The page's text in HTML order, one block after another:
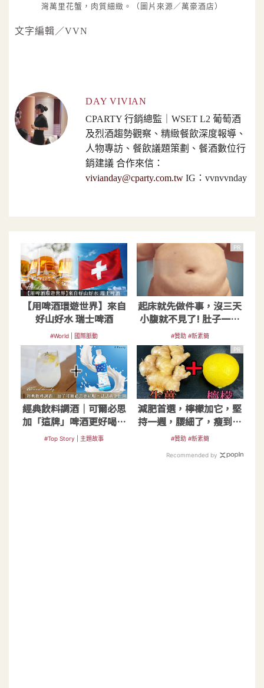
灣萬里花蟹，肉質細緻。（圖片來源／萬豪酒店）
文字編輯／VVN
DAY VIVIAN
CPARTY 行銷總監｜WSET L2 葡萄酒
及烈酒趨勢觀察、精緻餐飲深度報導、
人物專訪、餐飲議題策劃、餐酒數位行
銷建議 合作來信：
vivianday@cparty.com.tw IG：vvnvvnday
【用啤酒環遊世界】來自
好山好水 瑞士啤酒
#World | 國際脈動
PR
起床就先做件事，沒三天
小腹就不見了! 肚子一天
天變小！
#贊助 #新素簡
經典飲料調酒｜可爾必思
加「這牌」啤酒更好喝！
還有獨家黃金比例
#Top Story | 主題故事
PR
減肥首選，檸檬加它，堅
持一週，腰細了，瘦到你
懷疑人生
#贊助 #新素簡
Recommended by